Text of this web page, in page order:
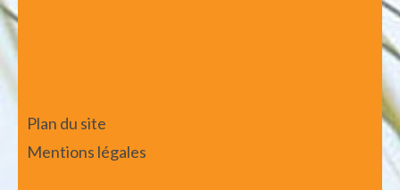
Plan du site
Mentions légales